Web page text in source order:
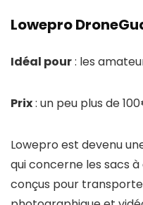
Lowepro
Idéal pour: les
Prix: un peu plus de
Lowepro est devenu
qui concerne les sacs
conçus pour